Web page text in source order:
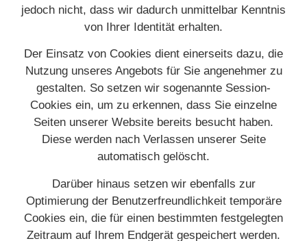
jedoch nicht, dass wir dadurch unmittelbar Kenntnis
von Ihrer Identität erhalten.
Der Einsatz von Cookies dient einerseits dazu, die
Nutzung unseres Angebots für Sie angenehmer zu
gestalten. So setzen wir sogenannte Session-
Cookies ein, um zu erkennen, dass Sie einzelne
Seiten unserer Website bereits besucht haben.
Diese werden nach Verlassen unserer Seite
automatisch gelöscht.
Darüber hinaus setzen wir ebenfalls zur
Optimierung der Benutzerfreundlichkeit temporäre
Cookies ein, die für einen bestimmten festgelegten
Zeitraum auf Ihrem Endgerät gespeichert werden.